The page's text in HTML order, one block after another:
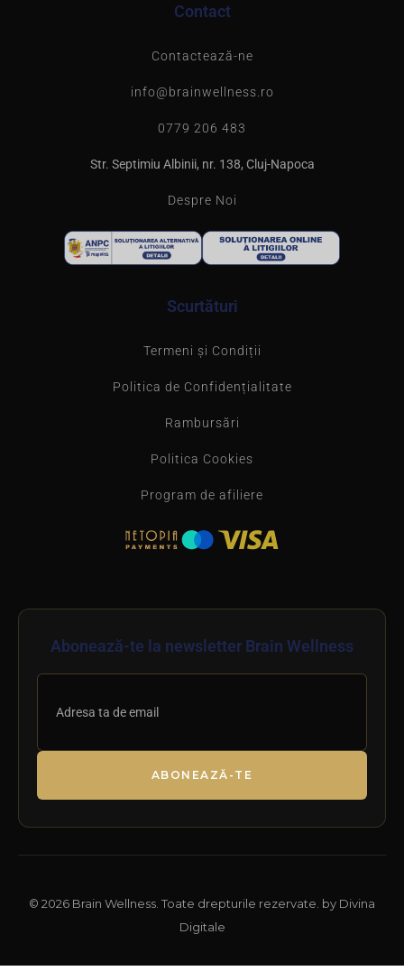
Contact
Contactează-ne
info@brainwellness.ro
0779 206 483
Str. Septimiu Albinii, nr. 138, Cluj-Napoca
Despre Noi
Scurtături
Termeni și Condiții
Politica de Confidențialitate
Rambursări
Politica Cookies
Program de afiliere
Abonează-te la newsletter Brain Wellness
ABONEAZĂ-TE
© 2026 Brain Wellness. Toate drepturile rezervate. by Divina
Digitale